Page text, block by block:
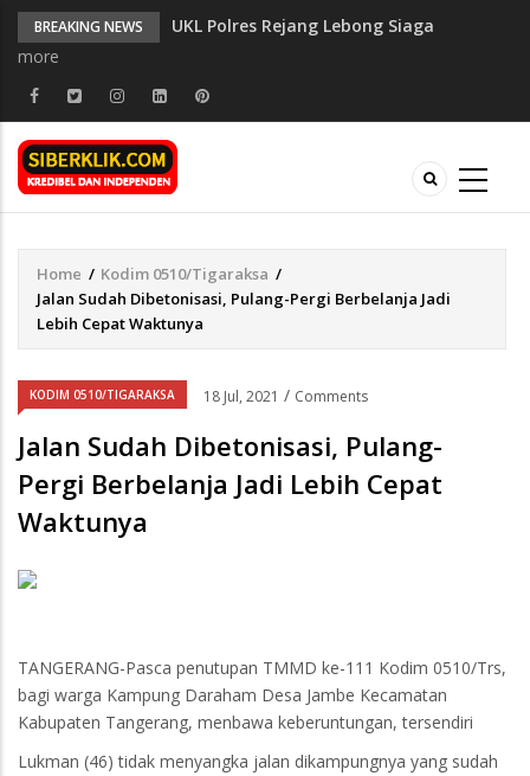
BREAKING NEWS
UKL Polres Rejang Lebong Siaga
di Semarang, Kapolri Terima Anugerah
Bersama Forkopimda Kota Bengkulu,
Kapolresta Bengkulu Bagikan Bendera
Merah Putih di Belungguk Point
Polisi RW Ditpolairud Polda Bengkulu
Dialogis dengan Warga Teluk Sepang,
Himbau Waspada Cuaca Buruk
Dr. Elman Johari Raih Gelar Doktor,
Angkat Kajian Kemandirian Ekonomi
PTKIS di Bengkulu
more
Breadcrumb
Home / Kodim 0510/Tigaraksa /
Jalan Sudah Dibetonisasi, Pulang-Pergi Berbelanja Jadi
Lebih Cepat Waktunya
KODIM 0510/TIGARAKSA 18 Jul, 2021 / Comments
Jalan Sudah Dibetonisasi, Pulang-
Pergi Berbelanja Jadi Lebih Cepat
Waktunya
TANGERANG-Pasca penutupan TMMD ke-111 Kodim 0510/Trs,
bagi warga Kampung Daraham Desa Jambe Kecamatan
Kabupaten Tangerang, menbawa keberuntungan, tersendiri
Lukman (46) tidak menyangka jalan dikampungnya yang sudah